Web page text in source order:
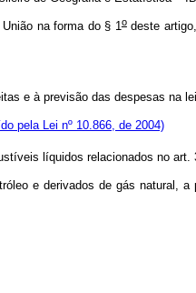
na forma do § 1odeste
e à previsão das despesas
pela Lei nº 10.866, de 2004)
líquidos relacionados no art.
e derivados de gás natural,